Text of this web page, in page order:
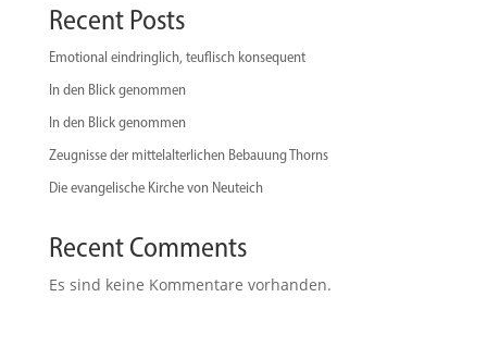
Recent Posts
Emotional eindringlich, teuflisch konsequent
In den Blick genommen
In den Blick genommen
Zeugnisse der mittelalterlichen Bebauung Thorns
Die evangelische Kirche von Neuteich
Recent Comments
Es sind keine Kommentare vorhanden.